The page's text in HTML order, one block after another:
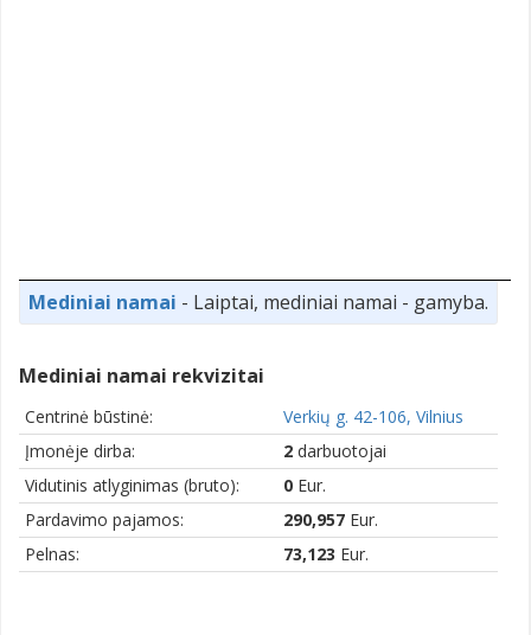
Mediniai namai - Laiptai, mediniai namai - gamyba.
Mediniai namai rekvizitai
Centrinė būstinė:
Verkių g. 42-106, Vilnius
Įmonėje dirba:
2 darbuotojai
Vidutinis atlyginimas (bruto):
0 Eur.
Pardavimo pajamos:
290,957 Eur.
Pelnas:
73,123 Eur.